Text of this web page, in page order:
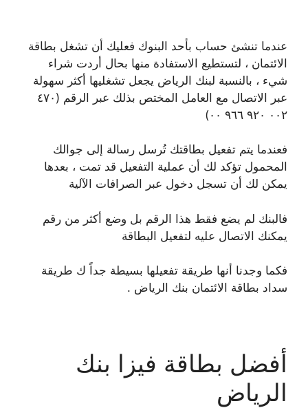
عندما تنشئ حساب بأحد البنوك فعليك أن تشغل بطاقة
الائتمان ، لتستطيع الاستفادة منها بحال أردت شراء
شيء ، بالنسبة لبنك الرياض يجعل تشغليها أكثر سهولة
عبر الاتصال مع العامل المختص بذلك عبر الرقم (٤٧٠
٠٠٢ ٩٢٠ ٩٦٦ ٠٠)
فعندما يتم تفعيل بطاقتك تُرسل رسالة إلى جوالك
المحمول تؤكد لك أن عملية التفعيل قد تمت ، بعدها
يمكن لك أن تسجل دخول عبر الصرافات الآلية
فالبنك لم يضع فقط هذا الرقم بل وضع أكثر من رقم
يمكنك الاتصال عليه لتفعيل البطاقة
فكما وجدنا أنها طريقة تفعيلها بسيطة جداً ك طريقة
سداد بطاقة الائتمان بنك الرياض .
أفضل بطاقة فيزا بنك
الرياض